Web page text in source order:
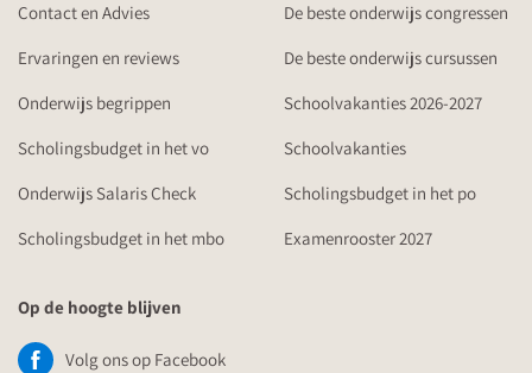
Contact en Advies
De beste onderwijs congressen
Ervaringen en reviews
De beste onderwijs cursussen
Onderwijs begrippen
Schoolvakanties 2026-2027
Scholingsbudget in het vo
Schoolvakanties
Onderwijs Salaris Check
Scholingsbudget in het po
Scholingsbudget in het mbo
Examenrooster 2027
Op de hoogte blijven
Volg ons op Facebook